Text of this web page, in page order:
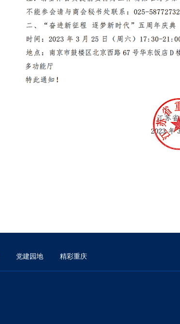
党建园地 精彩重庆